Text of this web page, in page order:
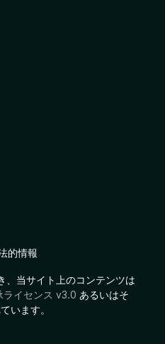
的情報
、当サイト上のコンテンツは
イセンス v3.0 あるいはそ
います。